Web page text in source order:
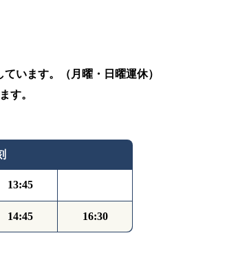
います。（月曜・日曜運休）
す。
13:45
14:45 16:30